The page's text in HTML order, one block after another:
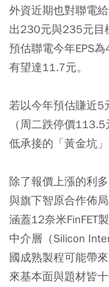
外資近期也對聯電
出230元與235元目
預估聯電今年EPS
有望達11.7元。
若以今年預估賺近5
（周二跌停價
低承接的「黃金坑」
除了報價上漲的利
與旗下智原合作佈
涵蓋12奈米FinFET
中介層（Silicon
國成熟製程可能帶
來基本面與題材皆十